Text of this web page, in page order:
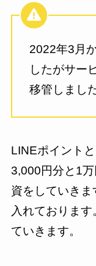
2022年3月
したがサー
移管しました
LINEポイント
3,000円分と1
資をしていき
入れておりま
ていきます。